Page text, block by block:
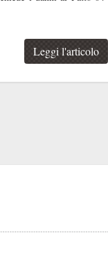
Leggi l'articolo